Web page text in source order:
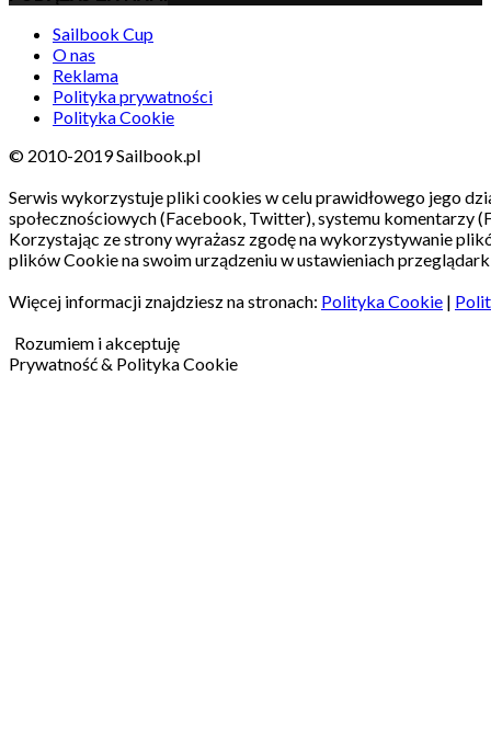
Sailbook Cup
O nas
Reklama
Polityka prywatności
Polityka Cookie
© 2010-2019 Sailbook.pl
Serwis wykorzystuje pliki cookies w celu prawidłowego jego
społecznościowych (Facebook, Twitter), systemu komentarzy
Korzystając ze strony wyrażasz zgodę na wykorzystywanie
plików Cookie na swoim urządzeniu w ustawieniach
Więcej informacji znajdziesz na stronach: Polityka Cookie |
Rozumiem i akceptuję
Prywatność & Polityka Cookie